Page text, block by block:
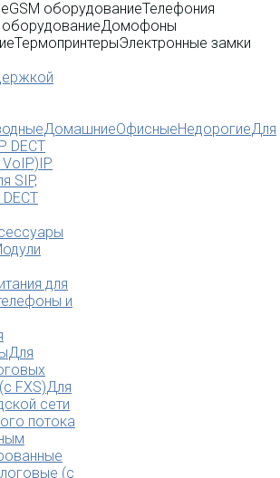
GSM оборудованиеТелефония
Домофоны
ТермопринтерыЭлектронные замки
ДомашниеОфисныеНедорогиеДля
DECT
IP
SIP,
для
и
Для
FXS)Для
сети
потока
(с